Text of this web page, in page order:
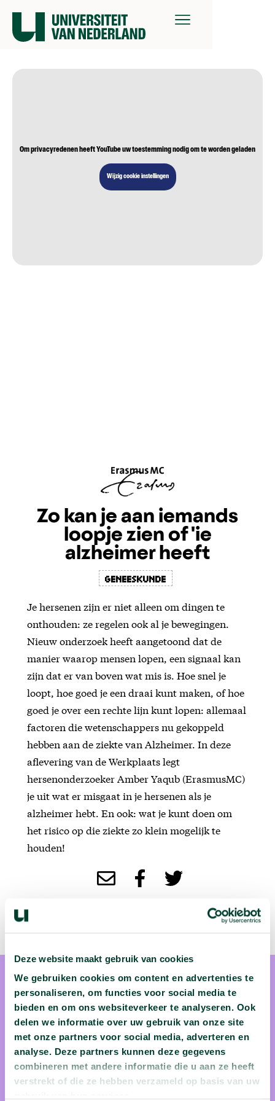
Deze website maakt gebruik van cookies
We gebruiken cookies om content en advertenties te
personaliseren, om functies voor social media te
bieden en om ons websiteverkeer te analyseren. Ook
delen we informatie over uw gebruik van onze site
met onze partners voor social media, adverteren en
analyse. Deze partners kunnen deze gegevens
combineren met andere informatie die u aan ze heeft
verstrekt of die ze hebben verzameld op basis van uw
Om privacyredenen heeft YouTube uw toestemming nodig om te worden geladen
Wijzig cookie instellingen
Zo kan je aan iemands
loopje zien of 'ie
alzheimer heeft
Geneeskunde
Je hersenen zijn er niet alleen om dingen te
onthouden: ze regelen ook al je bewegingen.
Nieuw onderzoek heeft aangetoond dat de
manier waarop mensen lopen, een signaal kan
zijn dat er van boven wat mis is. Hoe snel je
loopt, hoe goed je een draai kunt maken, of hoe
goed je over een rechte lijn kunt lopen: allemaal
factoren die wetenschappers nu gekoppeld
hebben aan de ziekte van Alzheimer. In deze
aflevering van de Werkplaats legt
hersenonderzoeker Amber Yaqub (ErasmusMC)
je uit wat er misgaat in je hersenen als je
alzheimer hebt. En ook: wat je kunt doen om
het risico op die ziekte zo klein mogelijk te
houden!
Amber Yaqub
Amber Yaqub is hersenonderzoeker en verbonden aan
ErasmusMC